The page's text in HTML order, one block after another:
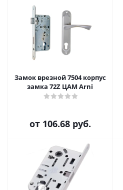
Замок врезной 7504 корпус
замка 72Z ЦАМ Arni
от 106.68 руб.